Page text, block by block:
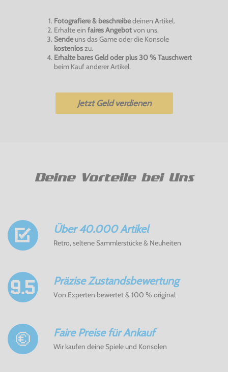
Fotografiere & beschreibedeinen Artikel.
Erhalte ein faires Angebotvon uns.
Sendeuns das Game oder die Konsole
kostenloszu.
Erhalte bares Geld oder plus 30 % Tauschwert
beim Kauf anderer Artikel.
Jetzt Geld verdienen
Deine Vorteile bei Uns
Über 40.000 Artikel
Retro, seltene Sammlerstücke & Neuheiten
Präzise Zustandsbewertung
Von Experten bewertet & 100 % original
Faire Preise für Ankauf
Wir kaufen deine Spiele und Konsolen